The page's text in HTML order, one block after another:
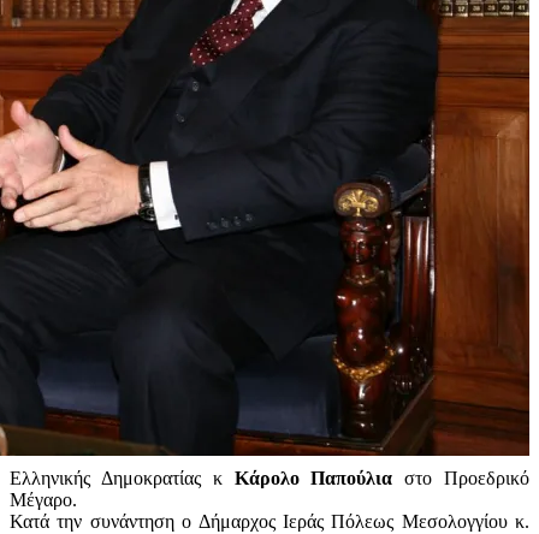
Ελληνικής Δημοκρατίας κ Κάρολο Παπούλια στο Προεδρικό
Μέγαρο.
Κατά την συνάντηση ο Δήμαρχος Ιεράς Πόλεως Μεσολογγίου κ.